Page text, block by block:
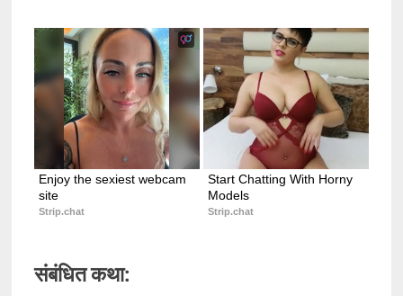
Enjoy the sexiest webcam
site
Strip.chat
Start Chatting With Horny
Models
Strip.chat
संबंधित कथा: